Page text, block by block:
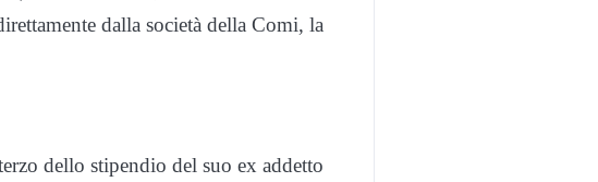
dalla società della Comi, la
dello stipendio del suo ex addetto